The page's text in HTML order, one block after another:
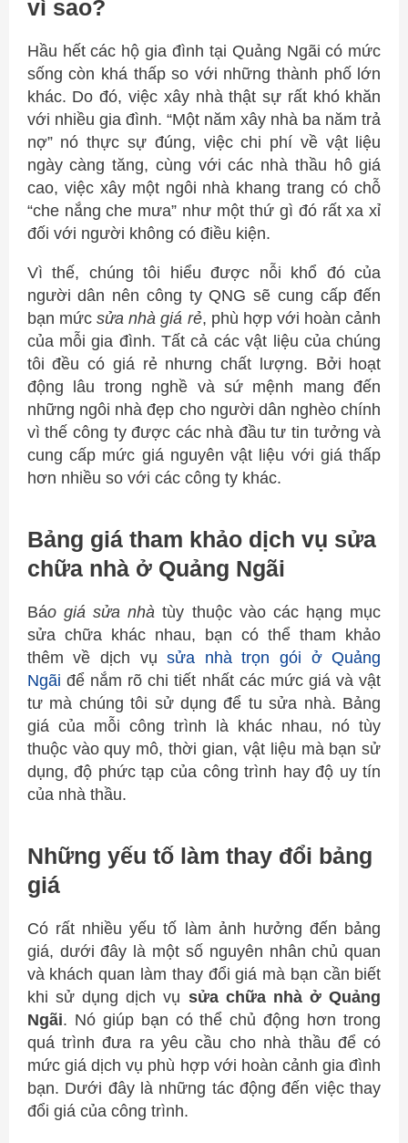
vì sao?
Hầu hết các hộ gia đình tại Quảng Ngãi có mức
sống còn khá thấp so với những thành phố lớn
khác. Do đó, việc xây nhà thật sự rất khó khăn
với nhiều gia đình. “Một năm xây nhà ba năm trả
nợ” nó thực sự đúng, việc chi phí về vật liệu
ngày càng tăng, cùng với các nhà thầu hô giá
cao, việc xây một ngôi nhà khang trang có chỗ
“che nắng che mưa” như một thứ gì đó rất xa xỉ
đối với người không có điều kiện.
Vì thế, chúng tôi hiểu được nỗi khổ đó của
người dân nên công ty QNG sẽ cung cấp đến
bạn mứcsửa nhà giá rẻ, phù hợp với hoàn cảnh
của mỗi gia đình. Tất cả các vật liệu của chúng
tôi đều có giá rẻ nhưng chất lượng. Bởi hoạt
động lâu trong nghề và sứ mệnh mang đến
những ngôi nhà đẹp cho người dân nghèo chính
vì thế công ty được các nhà đầu tư tin tưởng và
cung cấp mức giá nguyên vật liệu với giá thấp
hơn nhiều so với các công ty khác.
Bảng giá tham khảo dịch vụ sửa
chữa nhà ở Quảng Ngãi
Báo giá sửa nhà tùy thuộc vào các hạng mục
sửa chữa khác nhau, bạn có thể tham khảo
thêm về dịch vụsửa nhà trọn gói ở Quảng
Ngãi để nắm rõ chi tiết nhất các mức giá và vật
tư mà chúng tôi sử dụng để tu sửa nhà. Bảng
giá của mỗi công trình là khác nhau, nó tùy
thuộc vào quy mô, thời gian, vật liệu mà bạn sử
dụng, độ phức tạp của công trình hay độ uy tín
của nhà thầu.
Những yếu tố làm thay đổi bảng
giá
Có rất nhiều yếu tố làm ảnh hưởng đến bảng
giá, dưới đây là một số nguyên nhân chủ quan
và khách quan làm thay đổi giá mà bạn cần biết
khi sử dụng dịch vụ sửa chữa nhà ở Quảng
Ngãi. Nó giúp bạn có thể chủ động hơn trong
quá trình đưa ra yêu cầu cho nhà thầu để có
mức giá dịch vụ phù hợp với hoàn cảnh gia đình
bạn. Dưới đây là những tác động đến việc thay
đổi giá của công trình.